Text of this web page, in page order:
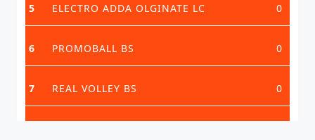
5 ELECTRO ADDA OLGINATE LC 0
6 PROMOBALL BS 0
7 REAL VOLLEY BS 0